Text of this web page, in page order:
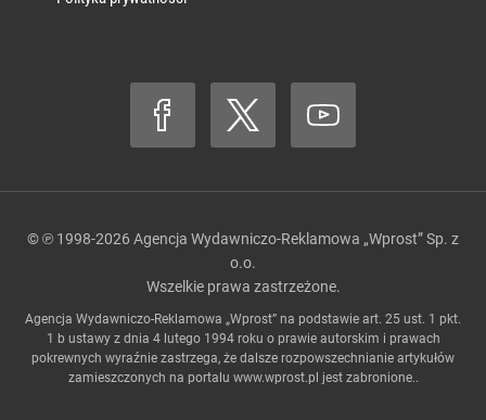
© ℗ 1998-2026 Agencja Wydawniczo-Reklamowa „Wprost” Sp. z
o.o.
Wszelkie prawa zastrzeżone.
Agencja Wydawniczo-Reklamowa „Wprost” na podstawie art. 25 ust. 1 pkt.
1 b ustawy z dnia 4 lutego 1994 roku o prawie autorskim i prawach
pokrewnych wyraźnie zastrzega, że dalsze rozpowszechnianie artykułów
zamieszczonych na portalu www.wprost.pl jest zabronione..